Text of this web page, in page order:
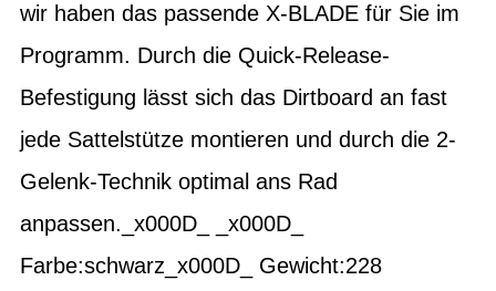
wir haben das passende X-BLADE für Sie im
Programm. Durch die Quick-Release-
Befestigung lässt sich das Dirtboard an fast
jede Sattelstütze montieren und durch die 2-
Gelenk-Technik optimal ans Rad
anpassen._x000D_ _x000D_
Farbe:schwarz_x000D_ Gewicht:228